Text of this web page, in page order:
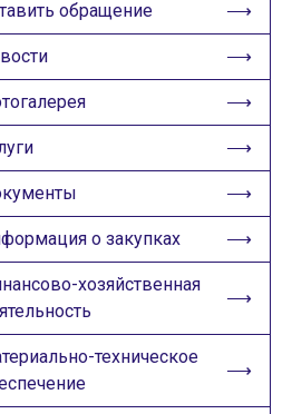
ИЗОБРАЖЕНИЯ
🔊 Включить озвучивание
Настройки по умолчанию
Настройки по умолчанию
обращение
о закупках
хозяйственная
техническое